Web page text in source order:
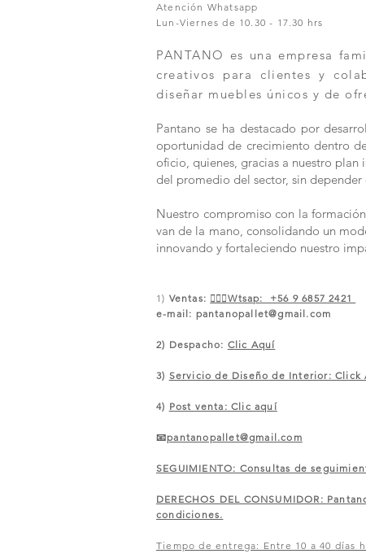
Atención Whatsapp
Lun-Viernes de 10.30 - 17.30 hrs
PANTANO es una empresa
creativos para clientes y
diseñar muebles únicos y de
Pantano se ha destacado por
oportunidad de crecimiento dentro
oficio, quienes, gracias a nuestro
del promedio del sector, sin
Nuestro compromiso con la
van de la mano, consolidando un
innovando y fortaleciendo nuestro
1) Ventas: 🙋🏼‍♀️Wtsap: +56 9 6857 2421
e-mail: pantanopallet@gmail.com
2) Despacho: Clic Aquí
3) Servicio de Diseño de Interior: Click
4) Post venta: Clic aquí
📧pantanopallet@gmail.com
SEGUIMIENTO: Consultas de
​DERECHOS DEL CONSUMIDOR:
condiciones.
Tiempo de entrega: Entre 10 a 40 días